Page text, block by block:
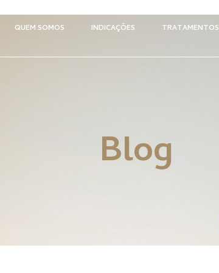
QUEM SOMOS INDICAÇÕES TRATAMENTOS
Blog